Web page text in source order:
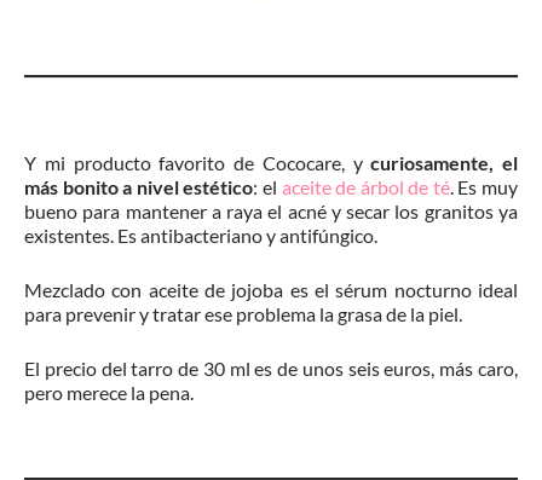
Y mi producto favorito de Cococare, ycuriosamente, el
más bonito a nivel estético: el aceite de árbol de té. Es muy
bueno para mantener a raya el acné y secar los granitos ya
existentes. Es antibacteriano y antifúngico.
Mezclado con aceite de jojoba es el sérum nocturno ideal
para prevenir y tratar ese problema la grasa de la piel.
El precio del tarro de 30 ml es de unos seis euros, más caro,
pero merece la pena.